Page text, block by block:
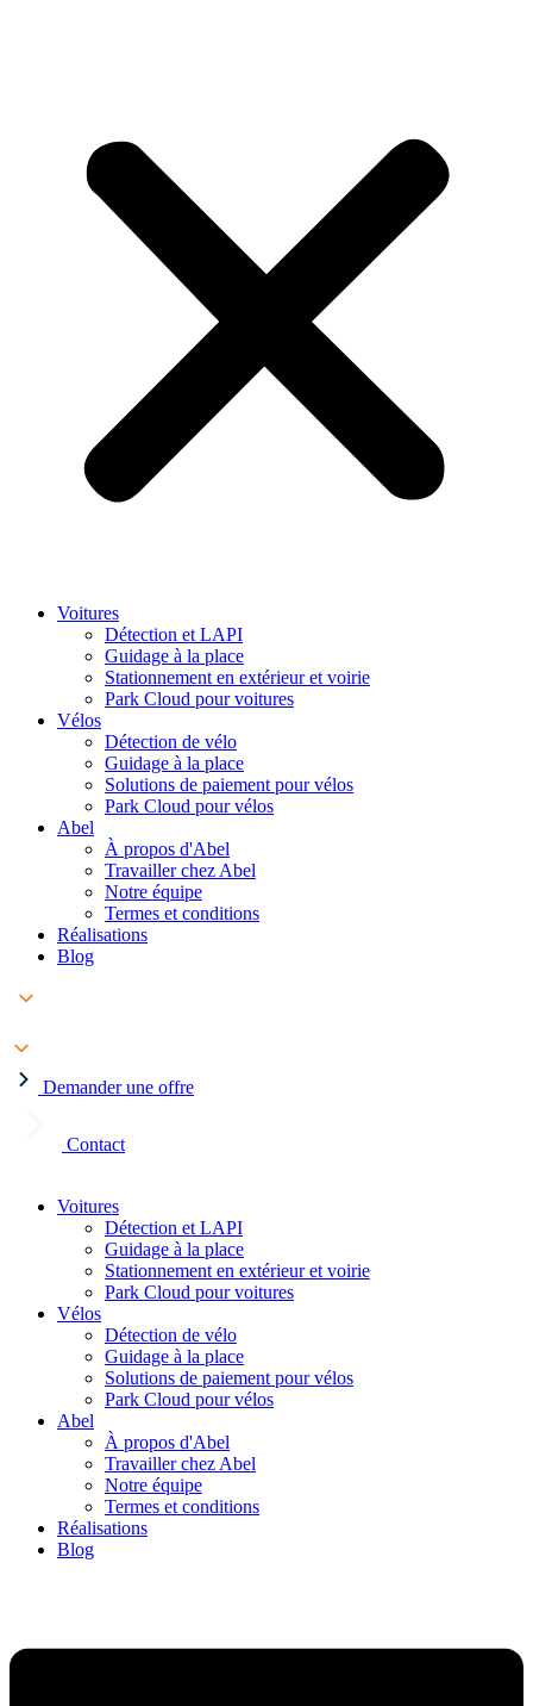
Voitures
Détection et LAPI
Guidage à la place
Stationnement en extérieur et voirie
Park Cloud pour voitures
Vélos
Détection de vélo
Guidage à la place
Solutions de paiement pour vélos
Park Cloud pour vélos
Abel
À propos d'Abel
Travailler chez Abel
Notre équipe
Termes et conditions
Réalisations
Blog
Demander une offre
Contact
Voitures
Détection et LAPI
Guidage à la place
Stationnement en extérieur et voirie
Park Cloud pour voitures
Vélos
Détection de vélo
Guidage à la place
Solutions de paiement pour vélos
Park Cloud pour vélos
Abel
À propos d'Abel
Travailler chez Abel
Notre équipe
Termes et conditions
Réalisations
Blog